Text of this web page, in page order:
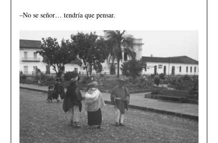
–No se señor… tendría que pensar.